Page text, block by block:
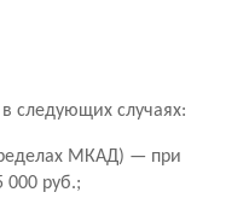
следующих случаях:
МКАД) — при
000 руб.;